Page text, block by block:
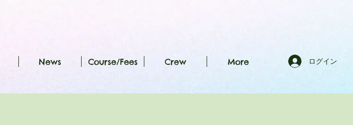
News Course/Fees Crew More ログイン